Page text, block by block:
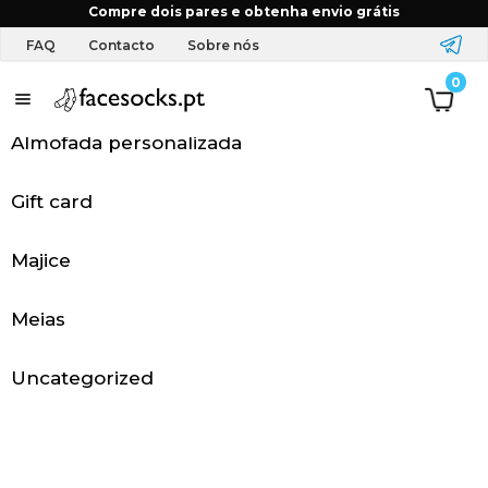
Compre dois pares e obtenha envio grátis
FAQ Contacto Sobre nós
0
Escolha a cor do produto Blue pink gradient
P
á
Almofada personalizada
Gift card
Majice
Meias
Uncategorized